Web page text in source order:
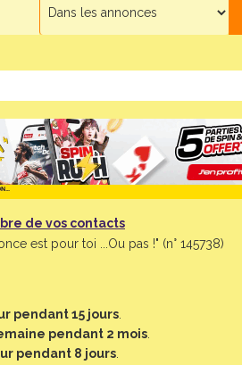
de vos contacts
est pour toi ...Ou pas !" (n° 145738)
pendant 15 jours
pendant 2 mois
pendant 8 jours